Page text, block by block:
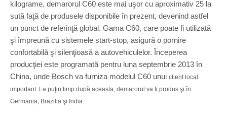
kilograme, demarorul C60 este mai uşor cu aproximativ 25 la
sută faţă de produsele disponibile în prezent, devenind astfel
un punct de referinţă global. Gama C60, care poate fi utilizată
şi împreună cu sistemele start-stop, asigură o pornire
confortabilă şi silenţioasă a autovehiculelor. Începerea
producţiei este programată pentru luna septembrie 2013 în
China, unde Bosch va furniza modelul C60 unui client local
important. La puţin timp după aceasta, demarorul va fi produs şi în
Germania, Brazilia şi India.